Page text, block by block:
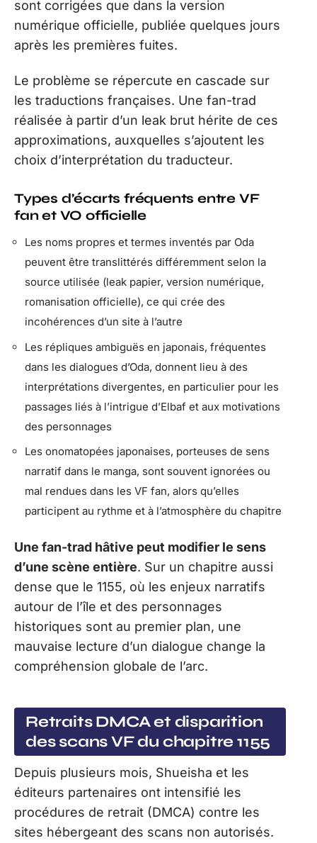
sont corrigées que dans la version
numérique officielle, publiée quelques jours
après les premières fuites.
Le problème se répercute en cascade sur
les traductions françaises. Une fan-trad
réalisée à partir d’un leak brut hérite de ces
approximations, auxquelles s’ajoutent les
choix d’interprétation du traducteur.
Types d’écarts fréquents entre VF
fan et VO officielle
Les noms propres et termes inventés par Oda
peuvent être translittérés différemment selon la
source utilisée (leak papier, version numérique,
romanisation officielle), ce qui crée des
incohérences d’un site à l’autre
Les répliques ambiguës en japonais, fréquentes
dans les dialogues d’Oda, donnent lieu à des
interprétations divergentes, en particulier pour les
passages liés à l’intrigue d’Elbaf et aux motivations
des personnages
Les onomatopées japonaises, porteuses de sens
narratif dans le manga, sont souvent ignorées ou
mal rendues dans les VF fan, alors qu’elles
participent au rythme et à l’atmosphère du chapitre
Une fan-trad hâtive peut modifier le sens
d’une scène entière. Sur un chapitre aussi
dense que le 1155, où les enjeux narratifs
autour de l’île et des personnages
historiques sont au premier plan, une
mauvaise lecture d’un dialogue change la
compréhension globale de l’arc.
Retraits DMCA et disparition
des scans VF du chapitre 1155
Depuis plusieurs mois, Shueisha et les
éditeurs partenaires ont intensifié les
procédures de retrait (DMCA) contre les
sites hébergeant des scans non autorisés.